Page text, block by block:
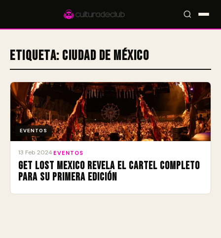
Accesos rápidos:🎪 Eventos🎤 Artistas📍 Locales📰 Radar
Etiqueta: Ciudad de México
EVENTOS
13 Feb 2024 EVENTOS
Get Lost Mexico revela el cartel completo
para su primera edición